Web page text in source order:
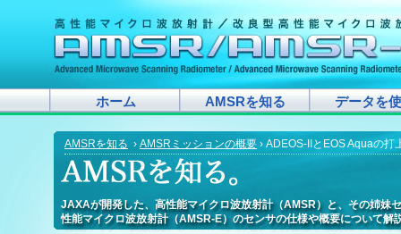
ホーム AMSRを知る データを
AMSRを知る › AMSRミッションの概要 › ADEOS-IIとEOS Aquaの打
JAXAが開発した、高性能マイクロ波放射計（AMSR）と、その姉妹
性能マイクロ波放射計（AMSR-E）のセンサの仕様や概要について解
JAXAが開発した、高性能マイクロ波放射計（AMSR）と、その姉妹
性能マイクロ波放射計（AMSR-E）のセンサの仕様や概要について解
JAXAが開発した、高性能マイクロ波放射計（AMSR）と、その姉妹
性能マイクロ波放射計（AMSR-E）のセンサの仕様や概要について解
JAXAが開発した、高性能マイクロ波放射計（AMSR）と、その姉
性能マイクロ波放射計（AMSR-E）のセンサの仕様や概要について
JAXAが開発した、高性能マイクロ波放射計（AMSR）と、その姉妹
性能マイクロ波放射計（AMSR-E）のセンサの仕様や概要について解
JAXAが開発した、高性能マイクロ波放射計（AMSR）と、その姉妹
性能マイクロ波放射計（AMSR-E）のセンサの仕様や概要について解
JAXAが開発した、高性能マイクロ波放射計（AMSR）と、その姉妹
性能マイクロ波放射計（AMSR-E）のセンサの仕様や概要について
JAXAが開発した、高性能マイクロ波放射計（AMSR）と、その姉妹
性能マイクロ波放射計（AMSR-E）のセンサの仕様や概要について
JAXAが開発した、高性能マイクロ波放射計（AMSR）と、その姉妹
性能マイクロ波放射計（AMSR-E）のセンサの仕様や概要について解
JAXAが開発した、高性能マイクロ波放射計（AMSR）と、その姉妹
性能マイクロ波放射計（AMSR-E）のセンサの仕様や概要について解
JAXAが開発した、高性能マイクロ波放射計（AMSR）と、その姉妹
性能マイクロ波放射計（AMSR-E）のセンサの仕様や概要について解
JAXAが開発した、高性能マイクロ波放射計（AMSR）と、その姉妹
性能マイクロ波放射計（AMSR-E）のセンサの仕様や概要について解
JAXAが開発した、高性能マイクロ波放射計（AMSR）と、その姉妹
性能マイクロ波放射計（AMSR-E）のセンサの仕様や概要について解
JAXAが開発した、高性能マイクロ波放射計（AMSR）と、その姉妹
性能マイクロ波放射計（AMSR-E）のセンサの仕様や概要について解
JAXAが開発した、高性能マイクロ波放射計（AMSR）と、その姉妹
性能マイクロ波放射計（AMSR-E）のセンサの仕様や概要について解
JAXAが開発した、高性能マイクロ波放射計（AMSR）と、その姉妹
性能マイクロ波放射計（AMSR-E）のセンサの仕様や概要について解
JAXAが開発した、高性能マイクロ波放射計（AMSR）と、その姉妹
性能マイクロ波放射計（AMSR-E）のセンサの仕様や概要について解
JAXAが開発した、高性能マイクロ波放射計（AMSR）と、その姉妹
性能マイクロ波放射計（AMSR-E）のセンサの仕様や概要について解